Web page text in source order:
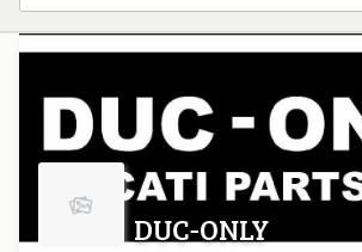
Alle categorieën…
Alle afstanden…
Van deze adverteerder
DUC-ONLY